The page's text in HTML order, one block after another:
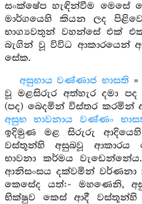
සංක්ෂේප හැඳින්වීම මෙසේ
මාර්ගයෙහි කියන ලද
භාග්‍යවතුන් වහන්සේ එක්
බැගින් වූ විවිධ ආකාරයෙන්
සේක.
අසුභාය වණ්ණාජ භාසති
වූ මළසිරුර අත්හැර දමා
(පද) බෙදමින් විස්තර කරමින්
අසුභ භාවනාය වණ්ණං
ඉදිමුණ මළ සිරුරු ආදියෙහි
වස්තූන්හි අසුබවූ ආකාරය
භාවනා කර්මය
ආනිසංසය දක්වමින් වර්ණනා
කෙසේද යත්:- මහණෙනි,
භික්ෂුව කෙස් ආදී